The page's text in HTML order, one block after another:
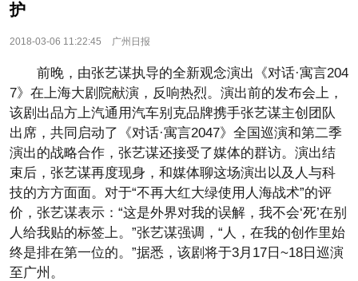
护
2018-03-06 11:22:45 广州日报
前晚，由张艺谋执导的全新观念演出《对话·寓言204
7》在上海大剧院献演，反响热烈。演出前的发布会上，
该剧出品方上汽通用汽车别克品牌携手张艺谋主创团队
出席，共同启动了《对话·寓言2047》全国巡演和第二季
演出的战略合作，张艺谋还接受了媒体的群访。演出结
束后，张艺谋再度现身，和媒体聊这场演出以及人与科
技的方方面面。对于“不再大红大绿使用人海战术”的评
价，张艺谋表示：“这是外界对我的误解，我不会‘死’在别
人给我贴的标签上。”张艺谋强调，“人，在我的创作里始
终是排在第一位的。”据悉，该剧将于3月17日~18日巡演
至广州。